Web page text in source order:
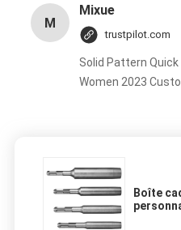
M
Mixue
trustpilot.com
Solid Pattern
Women 2023
Boîte